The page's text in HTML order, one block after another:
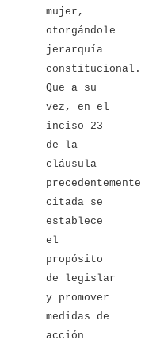
mujer,
otorgándole
jerarquía
constitucional.
Que a su
vez, en el
inciso 23
de la
cláusula
precedentemente
citada se
establece
el
propósito
de legislar
y promover
medidas de
acción